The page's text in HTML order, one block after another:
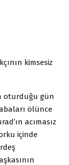
kimsesiz
oturduğu gün
ölünce
acımasız
içinde